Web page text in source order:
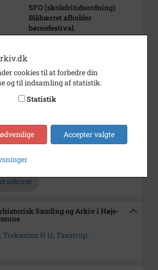
SFO (skolefritidsordning)
Blåbærret afholder
børnefestival.
Her prøver nogle af børnene
1995
23. Juni 1995
arkivet
Samling og Arkiv i Høje-
Trekanten H 11, Taastrup.
cookies til at forbedre din
og til indsamling af statistik.
Statistik
Accepter valgte